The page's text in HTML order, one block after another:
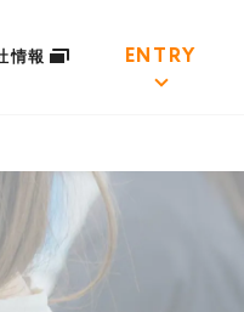
情報 ENTRY